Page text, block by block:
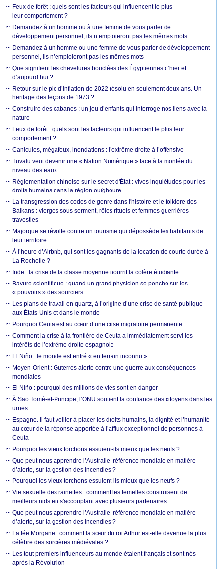
Feux de forêt : quels sont les facteurs qui influencent le plus
leur comportement ?
Demandez à un homme ou à une femme de vous parler de
développement personnel, ils n’emploieront pas les mêmes mots
Demandez à un homme ou une femme de vous parler de développement
personnel, ils n’emploieront pas les mêmes mots
Que signifient les chevelures bouclées des Égyptiennes d’hier et
d’aujourd’hui ?
Retour sur le pic d’inflation de 2022 résolu en seulement deux ans. Un
héritage des leçons de 1973 ?
Construire des cabanes : un jeu d’enfants qui interroge nos liens avec la
nature
Feux de forêt : quels sont les facteurs qui influencent le plus leur
comportement ?
Canicules, mégafeux, inondations : l’extrême droite à l’offensive
Tuvalu veut devenir une « Nation Numérique » face à la montée du
niveau des eaux
Réglementation chinoise sur le secret d'État : vives inquiétudes pour les
droits humains dans la région ouïghoure
La transgression des codes de genre dans l'histoire et le folklore des
Balkans : vierges sous serment, rôles rituels et femmes guerrières
travesties
Majorque se révolte contre un tourisme qui dépossède les habitants de
leur territoire
À l’heure d’Airbnb, qui sont les gagnants de la location de courte durée à
La Rochelle ?
Inde : la crise de la classe moyenne nourrit la colère étudiante
Bavure scientifique : quand un grand physicien se penche sur les
« pouvoirs » des sourciers
Les plans de travail en quartz, à l’origine d’une crise de santé publique
aux États-Unis et dans le monde
Pourquoi Ceuta est au cœur d’une crise migratoire permanente
Comment la crise à la frontière de Ceuta a immédiatement servi les
intérêts de l’extrême droite espagnole
El Niño : le monde est entré « en terrain inconnu »
Moyen-Orient : Guterres alerte contre une guerre aux conséquences
mondiales
El Niño : pourquoi des millions de vies sont en danger
À Sao Tomé-et-Principe, l’ONU soutient la confiance des citoyens dans les
urnes
Espagne. Il faut veiller à placer les droits humains, la dignité et l’humanité
au cœur de la réponse apportée à l’afflux exceptionnel de personnes à
Ceuta
Pourquoi les vieux torchons essuient-ils mieux que les neufs ?
Que peut nous apprendre l’Australie, référence mondiale en matière
d’alerte, sur la gestion des incendies ?
Pourquoi les vieux torchons essuient-ils mieux que les neufs ?
Vie sexuelle des rainettes : comment les femelles construisent de
meilleurs nids en s'accouplant avec plusieurs partenaires
Que peut nous apprendre l’Australie, référence mondiale en matière
d’alerte, sur la gestion des incendies ?
La fée Morgane : comment la sœur du roi Arthur est-elle devenue la plus
célèbre des sorcières médiévales ?
Les tout premiers influenceurs au monde étaient français et sont nés
après la Révolution